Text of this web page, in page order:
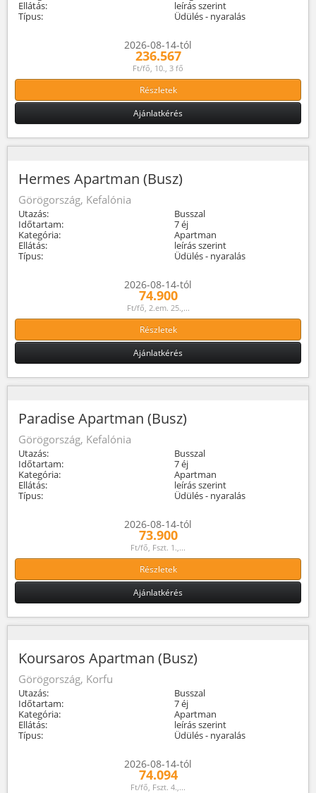
Ellátás:
leírás szerint
Típus:
Üdülés - nyaralás
2026-08-14-tól
236.567
Ft/fő, 10., 3 fő
Részletek
Ajánlatkérés
Hermes Apartman (Busz)
Görögország, Kefalónia
Utazás:
Busszal
Időtartam:
7 éj
Kategória:
Apartman
Ellátás:
leírás szerint
Típus:
Üdülés - nyaralás
2026-08-14-tól
74.900
Ft/fő, 2.em. 25.,...
Részletek
Ajánlatkérés
Paradise Apartman (Busz)
Görögország, Kefalónia
Utazás:
Busszal
Időtartam:
7 éj
Kategória:
Apartman
Ellátás:
leírás szerint
Típus:
Üdülés - nyaralás
2026-08-14-tól
73.900
Ft/fő, Fszt. 1.,...
Részletek
Ajánlatkérés
Koursaros Apartman (Busz)
Görögország, Korfu
Utazás:
Busszal
Időtartam:
7 éj
Kategória:
Apartman
Ellátás:
leírás szerint
Típus:
Üdülés - nyaralás
2026-08-14-tól
74.094
Ft/fő, Fszt. 4.,...